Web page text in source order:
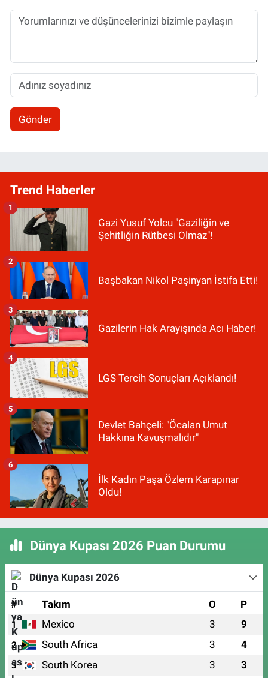
Gönder
Trend Haberler
Gazi Yusuf Yolcu "Gaziliğin ve
Şehitliğin Rütbesi Olmaz"!
1
Başbakan Nikol Paşinyan İstifa Etti!
2
Gazilerin Hak Arayışında Acı Haber!
3
LGS Tercih Sonuçları Açıklandı!
4
Devlet Bahçeli: "Öcalan Umut
Hakkına Kavuşmalıdır"
5
İlk Kadın Paşa Özlem Karapınar
Oldu!
6
Dünya Kupası 2026 Puan Durumu
Dünya Kupası 2026
# Takım O P
1 Mexico 3 9
2 South Africa 3 4
3 South Korea 3 3